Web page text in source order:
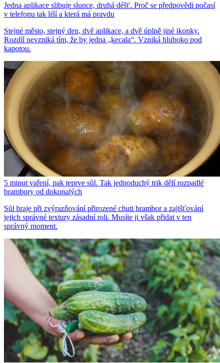
Jedna aplikace slibuje slunce, druhá déšť. Proč se předpovědi počasí
v telefonu tak liší a která má pravdu
Stejné město, stejný den, dvě aplikace, a dvě úplně jiné ikonky.
Rozdíl nevzniká tím, že by jedna „kecala“. Vzniká hluboko pod
kapotou.
5 minut vaření, pak teprve sůl. Tak jednoduchý trik dělí rozpadlé
brambory od dokonalých
Sůl hraje při zvýrazňování přirozené chuti brambor a zajišťování
jejich správné textury zásadní roli. Musíte ji však přidat v ten
správný moment.